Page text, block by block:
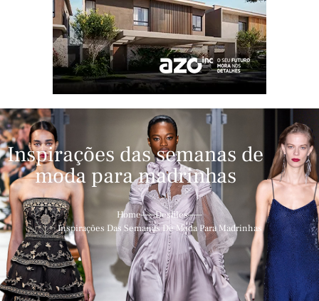
Inspirações das semanas de
moda para madrinhas
Home
Desfiles
Inspirações Das Semanas De Moda Para Madrinhas